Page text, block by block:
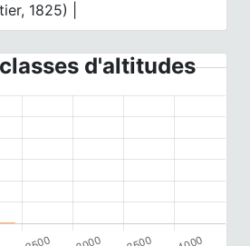
1825) |
d'altitudes